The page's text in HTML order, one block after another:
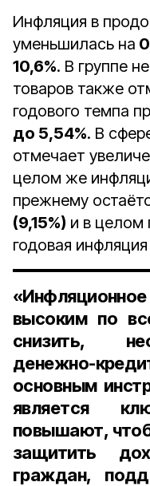
Инфляция в
уменьшилась на
10,6%. В группе
товаров также
годового темпа
до 5,54%. В
отмечает
целом же
прежнему
(9,15%) и в целом
годовая
высоким по
снизить,
денежно-
основным
является
повышают,
защитить
граждан,